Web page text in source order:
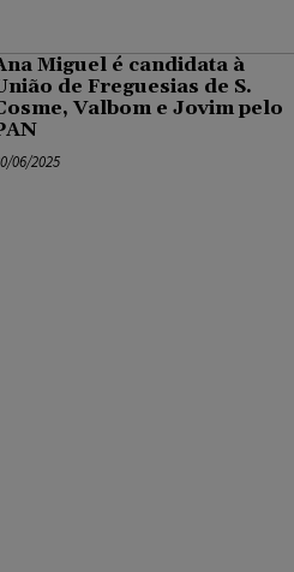
Miguel é candidata à
de Freguesias de S.
Valbom e Jovim pelo
06/2025